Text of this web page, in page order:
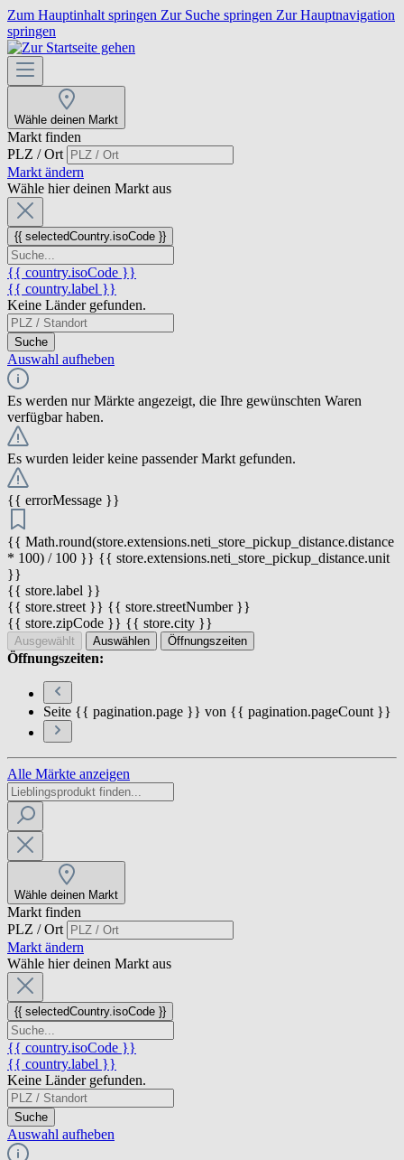
Zum Hauptinhalt springen Zur Suche springen Zur Hauptnavigation
springen
Wähle deinen Markt
Markt finden
PLZ / Ort
Markt ändern
Wähle hier deinen Markt aus
{{ selectedCountry.isoCode }}
{{ country.isoCode }}
{{ country.label }}
Keine Länder gefunden.
Suche
Auswahl aufheben
Es werden nur Märkte angezeigt, die Ihre gewünschten Waren
verfügbar haben.
Es wurden leider keine passender Markt gefunden.
{{ errorMessage }}
{{ Math.round(store.extensions.neti_store_pickup_distance.distance
* 100) / 100 }} {{ store.extensions.neti_store_pickup_distance.unit
}}
{{ store.label }}
{{ store.street }} {{ store.streetNumber }}
{{ store.zipCode }} {{ store.city }}
Ausgewählt Auswählen Öffnungszeiten
Öffnungszeiten:
Seite {{ pagination.page }} von {{ pagination.pageCount }}
Alle Märkte anzeigen
Wähle deinen Markt
Markt finden
PLZ / Ort
Markt ändern
Wähle hier deinen Markt aus
{{ selectedCountry.isoCode }}
{{ country.isoCode }}
{{ country.label }}
Keine Länder gefunden.
Suche
Auswahl aufheben